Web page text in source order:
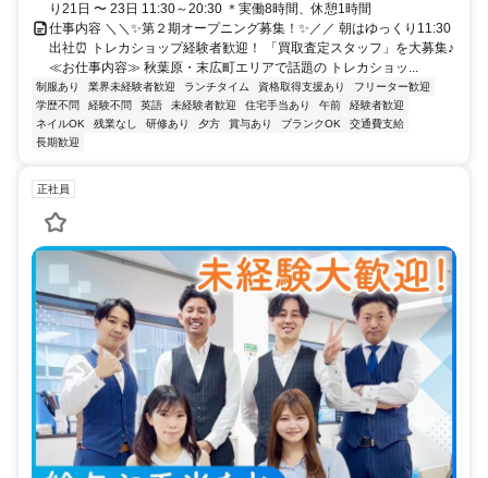
り21日 〜 23日 11:30～20:30 ＊実働8時間、休憩1時間
仕事内容 ＼＼✨第２期オープニング募集！✨／／ 朝はゆっくり11:30
出社⏰ トレカショップ経験者歓迎！ 「買取査定スタッフ」を大募集♪
≪お仕事内容≫ 秋葉原・末広町エリアで話題の トレカショッ...
制服あり 業界未経験者歓迎 ランチタイム 資格取得支援あり
フリーター歓迎
学歴不問
経験不問 英語 未経験者歓迎 住宅手当あり 午前
経験者歓迎
ネイルOK
残業なし 研修あり 夕方 賞与あり ブランクOK
交通費支給
長期歓迎
正社員